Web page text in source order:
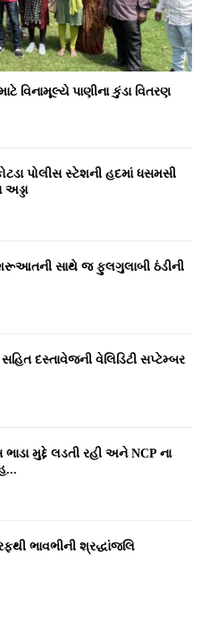
વિનામૂલ્યે પાણીના કુંડા વિતરણ
પોલીસ સ્ટેશની હદમાં ધસમસી
સાથે જ ફુલગુલાબી ઠંડીની
દસ્તાવેજની વેલિડિટી સપ્ટેમ્બર
મુદ્દે લડતી રહી અને NCP ના
ભાવભીની શ્રદ્ધાંજલિ